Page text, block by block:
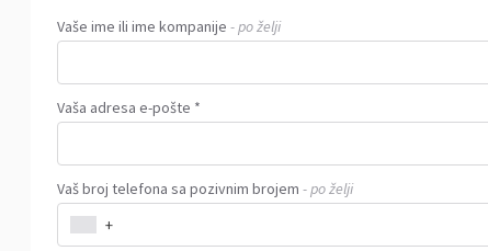
Vaše ime ili ime kompanije - po želji
Vaša adresa e-pošte *
Vaš broj telefona sa pozivnim brojem - po želji
+